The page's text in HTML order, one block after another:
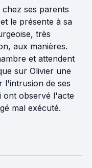
ses parents
le présente à sa
très
aux manières.
et attendent
sur Olivier une
l'intrusion de ses
ont observé l'acte
mal exécuté.